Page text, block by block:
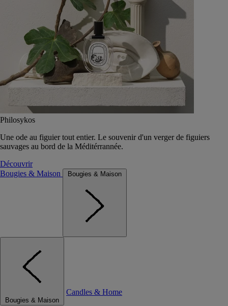
Philosykos
Une ode au figuier tout entier. Le souvenir d'un verger de figuiers
sauvages au bord de la Méditérrannée.
Découvrir
Bougies & Maison
Bougies & Maison
Bougies & Maison
Candles & Home